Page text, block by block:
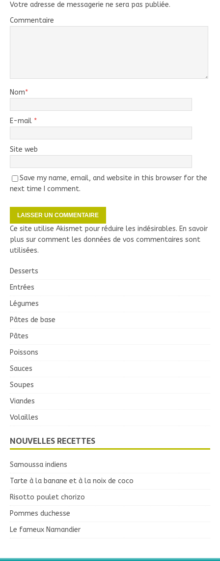
Votre adresse de messagerie ne sera pas publiée.
Commentaire
Nom*
E-mail *
Site web
Save my name, email, and website in this browser for the
next time I comment.
Ce site utilise Akismet pour réduire les indésirables. En savoir
plus sur comment les données de vos commentaires sont
utilisées.
Desserts
Entrées
Légumes
Pâtes de base
Pâtes
Poissons
Sauces
Soupes
Viandes
Volailles
NOUVELLES RECETTES
Samoussa indiens
Tarte à la banane et à la noix de coco
Risotto poulet chorizo
Pommes duchesse
Le fameux Namandier